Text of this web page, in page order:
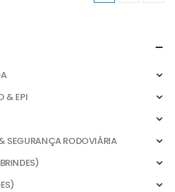
& EPI
SEGURANÇA RODOVIÁRIA